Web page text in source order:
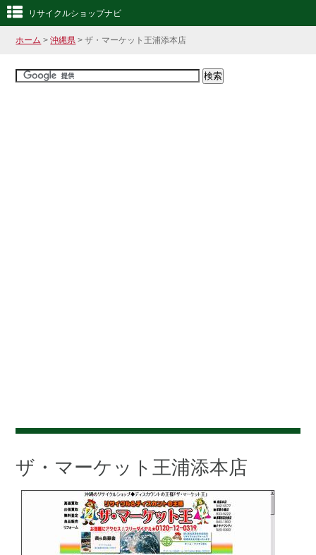
リサイクルショップナビ
ホーム >沖縄県 > ザ・マーケット王浦添本店
ザ・マーケット王浦添本店